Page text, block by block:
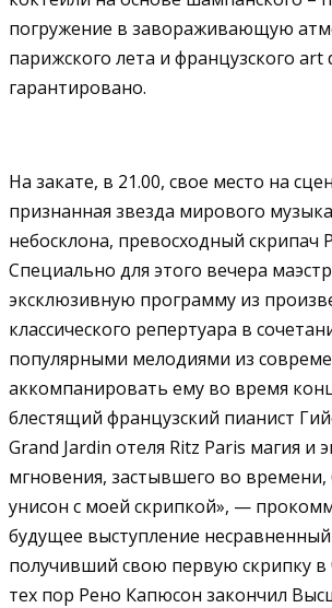
погружение в завораживающую
парижского лета и французского art
гарантировано.
На закате, в 21.00, свое место на
признанная звезда мирового
небосклона, превосходный скрипач
Специально для этого вечера
эксклюзивную программу из
классического репертуара в
популярными мелодиями из
аккомпанировать ему во время
блестящий французский пианист
Grand Jardin отеля Ritz Paris магия и
мгновения, застывшего во времени,
унисон с моей скрипкой», —
будущее выступление
получивший свою первую скрипку в
тех пор Рено Капюсон закончил